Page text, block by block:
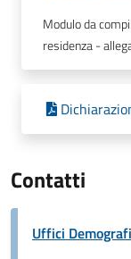
Modulo da
residenza -
Contatti
Uffici